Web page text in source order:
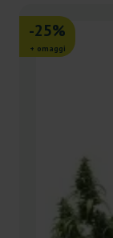
-25%
+ omaggi